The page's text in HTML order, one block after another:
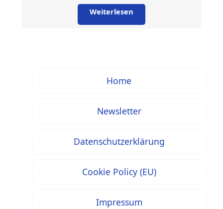
Weiterlesen
Home
Newsletter
Datenschutzerklärung
Cookie Policy (EU)
Impressum